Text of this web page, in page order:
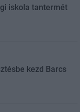
iskola tantermét
kezd Barcs